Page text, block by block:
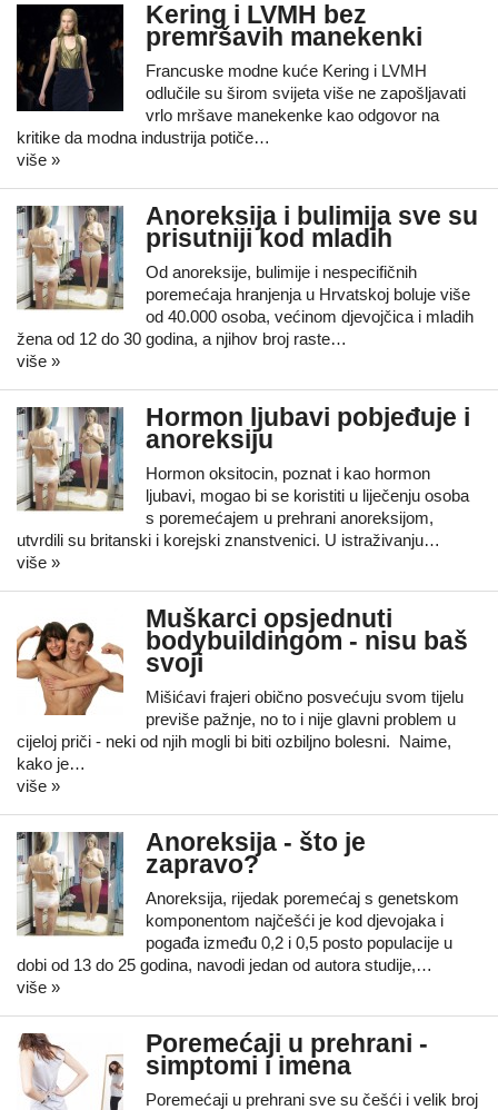
Kering i LVMH bez
premršavih manekenki
Francuske modne kuće Kering i LVMH
odlučile su širom svijeta više ne zapošljavati
vrlo mršave manekenke kao odgovor na
kritike da modna industrija potiče…
više »
Anoreksija i bulimija sve su
prisutniji kod mladih
Od anoreksije, bulimije i nespecifičnih
poremećaja hranjenja u Hrvatskoj boluje više
od 40.000 osoba, većinom djevojčica i mladih
žena od 12 do 30 godina, a njihov broj raste…
više »
Hormon ljubavi pobjeđuje i
anoreksiju
Hormon oksitocin, poznat i kao hormon
ljubavi, mogao bi se koristiti u liječenju osoba
s poremećajem u prehrani anoreksijom,
utvrdili su britanski i korejski znanstvenici. U istraživanju…
više »
Muškarci opsjednuti
bodybuildingom - nisu baš
svoji
Mišićavi frajeri obično posvećuju svom tijelu
previše pažnje, no to i nije glavni problem u
cijeloj priči - neki od njih mogli bi biti ozbiljno bolesni. Naime,
kako je…
više »
Anoreksija - što je
zapravo?
Anoreksija, rijedak poremećaj s genetskom
komponentom najčešći je kod djevojaka i
pogađa između 0,2 i 0,5 posto populacije u
dobi od 13 do 25 godina, navodi jedan od autora studije,…
više »
Poremećaji u prehrani -
simptomi i imena
Poremećaji u prehrani sve su češći i velik broj